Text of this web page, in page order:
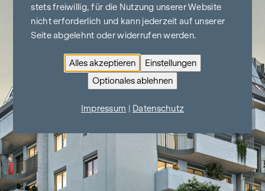
stets freiwillig, für die Nutzung unserer Website
nicht erforderlich und kann jederzeit auf unserer
Seite abgelehnt oder widerrufen werden.
Alles akzeptieren
Einstellungen
Optionales ablehnen
Impressum Datenschutz